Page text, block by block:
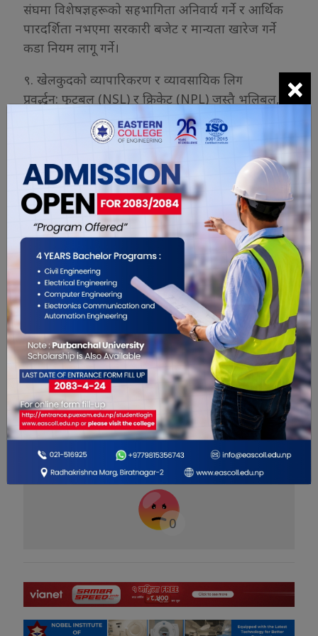
संघमा विशेषज्ञहरूको सहभागिता अनिवार्य गर्ने र आर्थिक
पारदर्शिता नभएमा सरकारी बजेट र मान्यता खारेज गर्ने
कडा नियम लागू गर्ने।
९. खेलकुदको व्यापारिकरण र व्यावसायिक लिग
प्रवर्द्धन: फुटबल (NSL) र क्रिकेट (NPL) जस्तै भलिबल,
बास्केटबल, र कबड्डी अन्य सम्भावना भएका खेलहरूमा
व्यावसायिक लिगको प्रवर्द्धन गर्ने र लिगबाट प्राप्त हुने
रोयल्टीको निश्चित प्रतिशत ग्रासरुट विकास तथा खेलाडी
कल्याण कोषमा अनिवार्य जम्मा गर्ने ।
१०. राष्ट्रिय खेलकुद विकास ऐनको व्यापक
पुनरावलोकन: विद्यमान ऐन माथि उल्लिखित संरचनागत
सुधारहरू, एन्टी-डोपिंग नियन्त्रण (रु १०,००० देखि रु ५०,०००
सम्म जरिवानासहित) , र म्याच फिक्सिङ विरुद्धका
प्रावधानहरूलाई समावेश गरी व्यापक पुनरावलोकन गर्ने।
यो खबर पढेर तपाईलाई कस्तो महसुस
भयो ?
0 0 0
0
×